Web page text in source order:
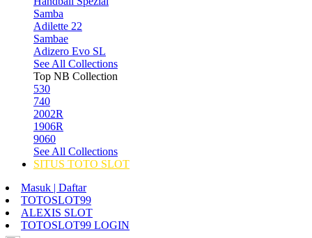
Samba
Adilette 22
Sambae
Adizero Evo SL
See All Collections
Top NB Collection
530
740
2002R
1906R
9060
See All Collections
SITUS TOTO SLOT
Masuk | Daftar
TOTOSLOT99
ALEXIS SLOT
TOTOSLOT99 LOGIN